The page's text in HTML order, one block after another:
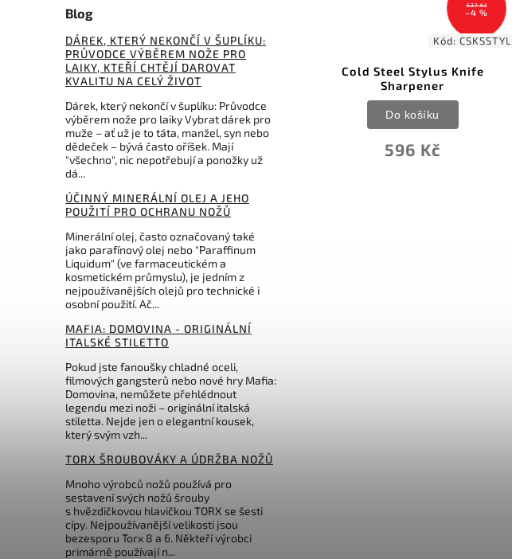
Blog
DÁREK, KTERÝ NEKONČÍ V ŠUPLÍKU:
PRŮVODCE VÝBĚREM NOŽE PRO
LAIKY, KTEŘÍ CHTĚJÍ DAROVAT
KVALITU NA CELÝ ŽIVOT
Dárek, který nekončí v šuplíku: Průvodce
výběrem nože pro laiky Vybrat dárek pro
muže – ať už je to táta, manžel, syn nebo
dědeček – bývá často oříšek. Mají
"všechno", nic nepotřebují a ponožky už
dá...
ÚČINNÝ MINERÁLNÍ OLEJ A JEHO
POUŽITÍ PRO OCHRANU NOŽŮ
Minerální olej, často označovaný také
jako parafínový olej nebo "Paraffinum
Liquidum" (ve farmaceutickém a
kosmetickém průmyslu), je jedním z
nejpoužívanějších olejů pro technické i
osobní použití. Ač...
MAFIA: DOMOVINA - ORIGINÁLNÍ
ITALSKÉ STILETTO
Pokud jste fanoušky chladné oceli,
filmových gangsterů nebo nové hry Mafia:
Domovina, nemůžete přehlédnout
legendu mezi noži – originální italská
stiletta. Nejde jen o elegantní kousek,
který svým vzh...
TORX ŠROUBOVÁKY A ÚDRŽBA NOŽŮ
Mnoho výrobců nožů používá pro
sestavení svých nožů šrouby
s hvězdičkovou hlavičkou TORX se šesti
cípy. Nejpoužívanější velikosti jsou
bezesporu Torx 8 a 6. Někteří výrobci
primárně používají n...
Kód:LSS8CF
Lansky Ceramic Sharp Stick
Fine
464 Kč
Do košíku
627 Kč
–4 %
Kód: CSKSSTYL
Cold Steel Stylus Knife
Sharpener
596 Kč
Do košíku